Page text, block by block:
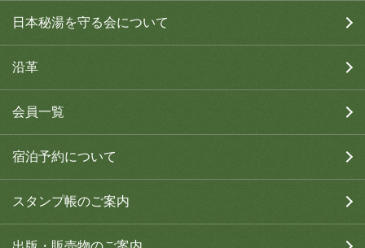
日本秘湯を守る会について
沿革
会員一覧
宿泊予約について
スタンプ帳のご案内